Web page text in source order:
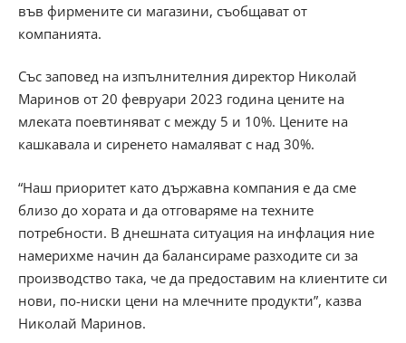
във фирмените си магазини, съобщават от
компанията.
Със заповед на изпълнителния директор Николай
Маринов от 20 февруари 2023 година цените на
млеката поевтиняват с между 5 и 10%. Цените на
кашкавала и сиренето намаляват с над 30%.
“Наш приоритет като държавна компания е да сме
близо до хората и да отговаряме на техните
потребности. В днешната ситуация на инфлация ние
намерихме начин да балансираме разходите си за
производство така, че да предоставим на клиентите си
нови, по-ниски цени на млечните продукти”, казва
Николай Маринов.